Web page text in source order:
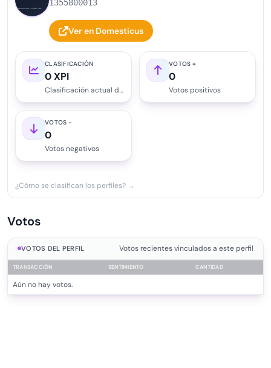
1355800013
Ver en Domesticus
CLASIFICACIÓN
0 XPI
Clasificación actual del perfil
VOTOS +
0
Votos positivos
VOTOS -
0
Votos negativos
¿Cómo se clasifican los perfiles? →
Votos
VOTOS DEL PERFIL Votos recientes vinculados a este perfil
TRANSACCIÓN SENTIMIENTO CANTIDAD
Aún no hay votos.